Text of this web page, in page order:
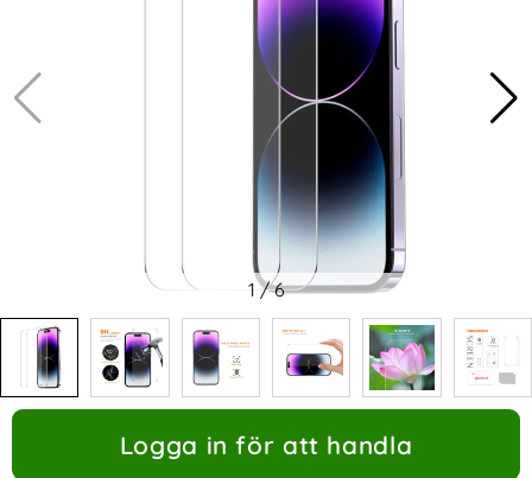
1/6
Logga in för att handla